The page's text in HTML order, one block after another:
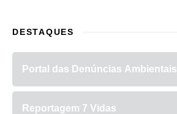
DESTAQUES
Portal das Denúncias Ambientais
Reportagem 7 Vidas